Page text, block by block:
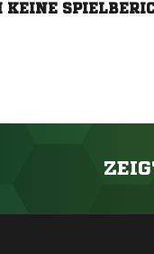
KEINE